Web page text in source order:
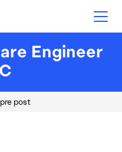
Engineer
post